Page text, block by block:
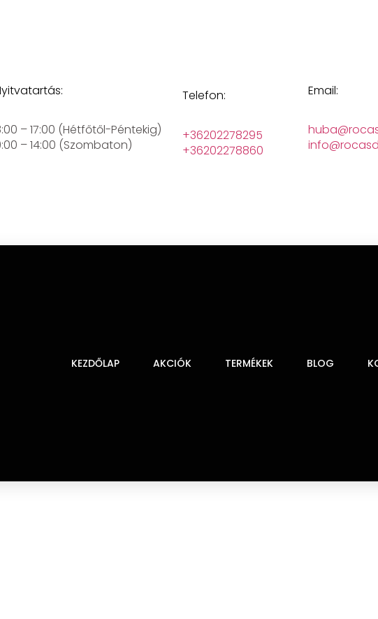
– 17:00 (Hétfőtől-Péntekig)
– 14:00 (Szombaton)
Telefon:
+36202278295
+36202278860
Email:
KEZDŐLAP AKCIÓK TERMÉKEK BLOG